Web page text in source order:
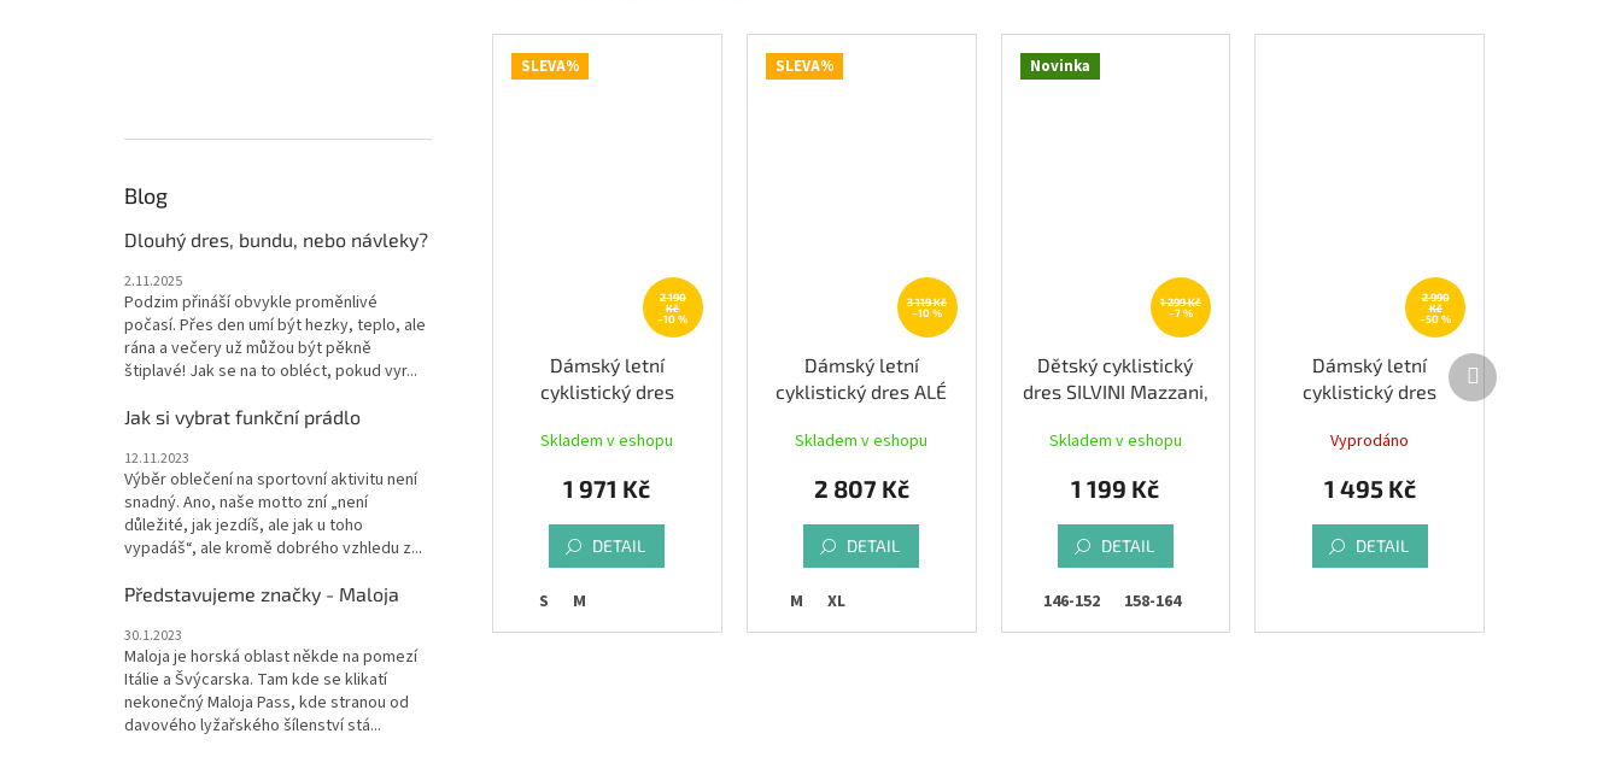
Blog
Dlouhý dres, bundu, nebo návleky?
2.11.2025
Podzim přináší obvykle proměnlivé
počasí. Přes den umí být hezky, teplo, ale
rána a večery už můžou být pěkně
štiplavé! Jak se na to obléct, pokud vyr...
Jak si vybrat funkční prádlo
12.11.2023
Výběr oblečení na sportovní aktivitu není
snadný. Ano, naše motto zní „není
důležité, jak jezdíš, ale jak u toho
vypadáš“, ale kromě dobrého vzhledu z...
Představujeme značky - Maloja
30.1.2023
Maloja je horská oblast někde na pomezí
Itálie a Švýcarska. Tam kde se klikatí
nekonečný Maloja Pass, kde stranou od
davového lyžařského šílenství stá...
SLEVA%
2 190
Kč
–10 %
Dámský letní
cyklistický dres
Graphic, bílá
Skladem v eshopu
1 971 Kč
DETAIL
S M
SLEVA%
3 119 Kč
–10 %
Dámský letní
cyklistický dres ALÉ
peonia
Skladem v eshopu
2 807 Kč
DETAIL
M XL
Novinka
1 299 Kč
–7 %
Dětský cyklistický
dres SILVINI Mazzani,
Skladem v eshopu
1 199 Kč
DETAIL
146-152 158-164
2 990
Kč
–50 %
Dámský letní
cyklistický dres
light black
Vyprodáno
1 495 Kč
DETAIL
Další
produkt